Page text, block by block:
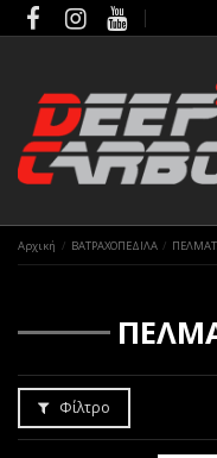
Αρχική ΒΑΤΡΑΧΟΠΕΔΙΛΑ
Φίλτρο